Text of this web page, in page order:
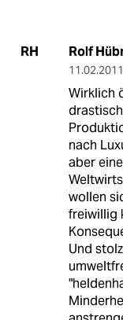
RH Rolf
11.02.2011
Wirklich
nach
aber
wollen
freiwillig
Und